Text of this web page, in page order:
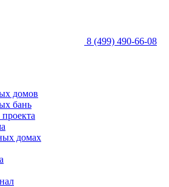
8 (499) 490-66-08
домов
бань
домах